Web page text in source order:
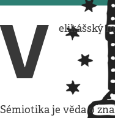
V elikášský
Sémiotika je věda o